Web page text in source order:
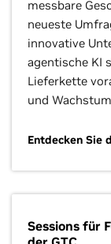
messbare
neueste
innovative
agentische KI
Lieferkette
und
Entdecken Sie
Sessions für